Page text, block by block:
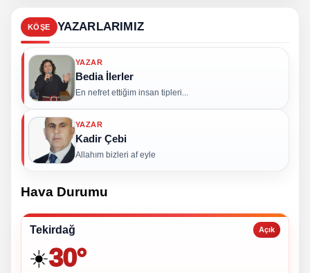
KÖŞE YAZARLARIMIZ
YAZAR
Bedia İlerler
En nefret ettiğim insan tipleri...
YAZAR
Kadir Çebi
Allahım bizleri af eyle
Hava Durumu
Tekirdağ Açık
☀️30°